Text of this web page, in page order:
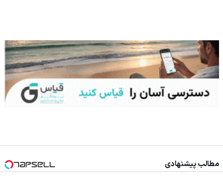
مطالب پیشنهادی